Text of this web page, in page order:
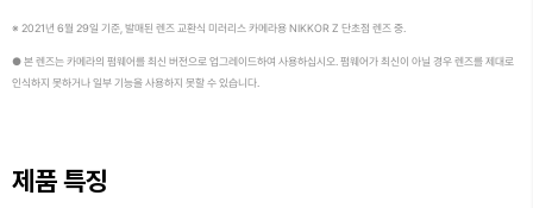
※ 2021년 6월 29일 기준, 발매된 렌즈 교환식 미러리스 카메라용 NIKKOR Z 단초점 렌즈 중.
● 본 렌즈는 카메라의 펌웨어를 최신 버전으로 업그레이드하여 사용하십시오. 펌웨어가 최신이 아닐 경우 렌즈를 제대로
인식하지 못하거나 일부 기능을 사용하지 못할 수 있습니다.
제품 특징